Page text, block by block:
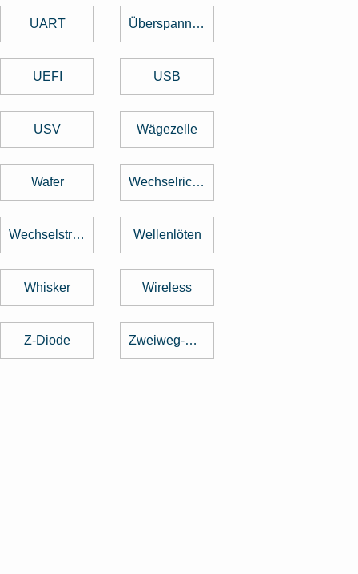
UART Überspannungsschutz
UEFI USB
USV Wägezelle
Wafer Wechselrichter
Wechselstrom Wellenlöten
Whisker Wireless
Z-Diode Zweiweg-Gleichrichter